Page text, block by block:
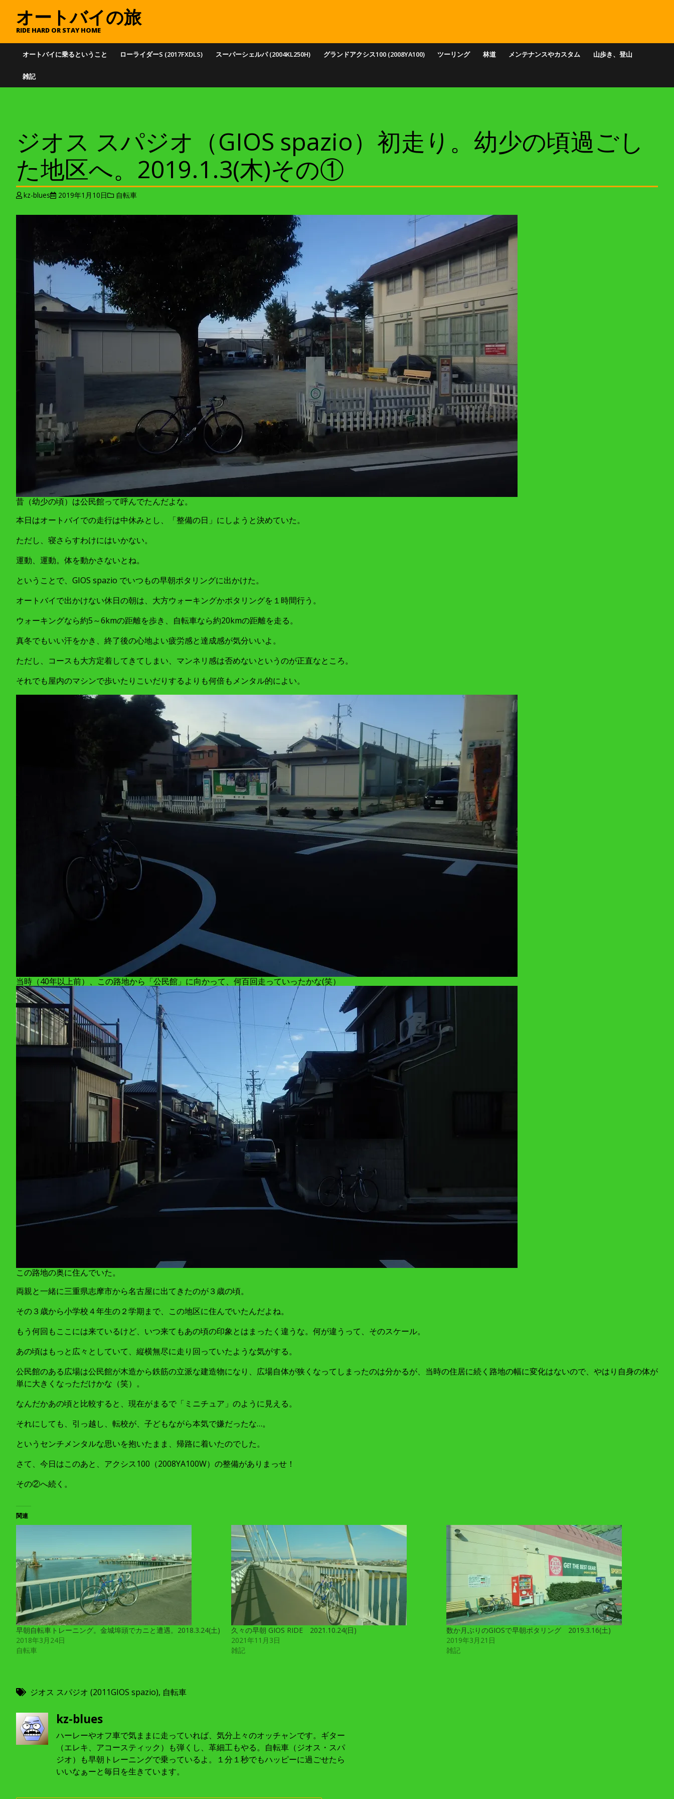
オートバイに乗るということ ローライダーS (2017FXDLS) スーパーシェルパ (2004KL250H) グランドアクシス100 (2008YA100) ツーリング 林道 メンテナンスやカスタム 山歩き、登山
雑記
オートバイの旅
RIDE HARD OR STAY HOME
ジオス スパジオ（GIOS spazio）初走り。幼少の頃過ごし
た地区へ。2019.1.3(木)その①
kz-blues 2019年1月10日 自転車
昔（幼少の頃）は公民館って呼んでたんだよな。
本日はオートバイでの走行は中休みとし、「整備の日」にしようと決めていた。
ただし、寝さらすわけにはいかない。
運動、運動。体を動かさないとね。
ということで、GIOS spazio でいつもの早朝ポタリングに出かけた。
オートバイで出かけない休日の朝は、大方ウォーキングかポタリングを１時間行う。
ウォーキングなら約5～6kmの距離を歩き、自転車なら約20kmの距離を走る。
真冬でもいい汗をかき、終了後の心地よい疲労感と達成感が気分いいよ。
ただし、コースも大方定着してきてしまい、マンネリ感は否めないというのが正直なところ。
それでも屋内のマシンで歩いたりこいだりするよりも何倍もメンタル的によい。
当時（40年以上前）、この路地から「公民館」に向かって、何百回走っていったかな(笑）
この路地の奥に住んでいた。
両親と一緒に三重県志摩市から名古屋に出てきたのが３歳の頃。
その３歳から小学校４年生の２学期まで、この地区に住んでいたんだよね。
もう何回もここには来ているけど、いつ来てもあの頃の印象とはまったく違うな。何が違うって、そのスケール。
あの頃はもっと広々としていて、縦横無尽に走り回っていたような気がする。
公民館のある広場は公民館が木造から鉄筋の立派な建造物になり、広場自体が狭くなってしまったのは分かるが、当時の住居に続く路地の幅に変化はないので、やはり自身の体が
単に大きくなっただけかな（笑）。
なんだかあの頃と比較すると、現在がまるで「ミニチュア」のように見える。
それにしても、引っ越し、転校が、子どもながら本気で嫌だったな…。
というセンチメンタルな思いを抱いたまま、帰路に着いたのでした。
さて、今日はこのあと、アクシス100（2008YA100W）の整備がありまっせ！
その②へ続く。
関連
早朝自転車トレーニング。金城埠頭でカニと遭遇。2018.3.24(土)
2018年3月24日
自転車
久々の早朝 GIOS RIDE 2021.10.24(日)
2021年11月3日
雑記
数か月ぶりのGIOSで早朝ポタリング 2019.3.16(土)
2019年3月21日
雑記
ジオス スパジオ (2011GIOS spazio), 自転車
kz-blues
ハーレーやオフ車で気ままに走っていれば、気分上々のオッチャンです。ギター
（エレキ、アコースティック）も弾くし、革細工もやる。自転車（ジオス・スパ
ジオ）も早朝トレーニングで乗っているよ。１分１秒でもハッピーに過ごせたら
いいなぁーと毎日を生きています。